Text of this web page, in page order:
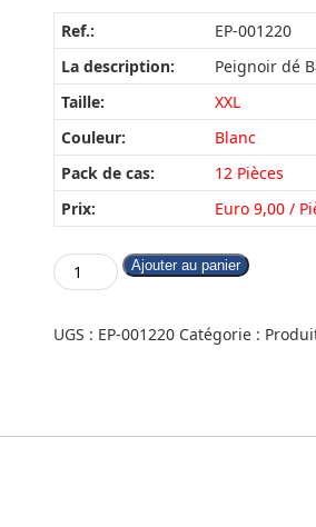
Ref.:
EP-001220
La description:
Peignoir dé
Taille:
XXL
Couleur:
Blanc
Pack de cas:
12 Pièces
Prix:
Euro 9,00 /
Ajouter au panier
UGS : EP-001220 Catégorie :